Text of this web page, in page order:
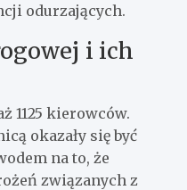
odurzających.
i ich
1125 kierowców.
okazały się być
na to, że
związanych z